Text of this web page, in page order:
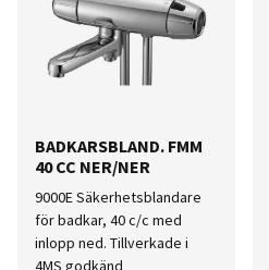
BADKARSBLAND. FMM
40 CC NER/NER
9000E Säkerhetsblandare
för badkar, 40 c/c med
inlopp ned. Tillverkade i
4MS godkänd